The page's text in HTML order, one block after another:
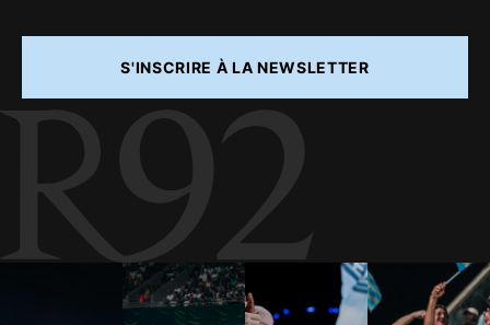
S'INSCRIRE À LA NEWSLETTER